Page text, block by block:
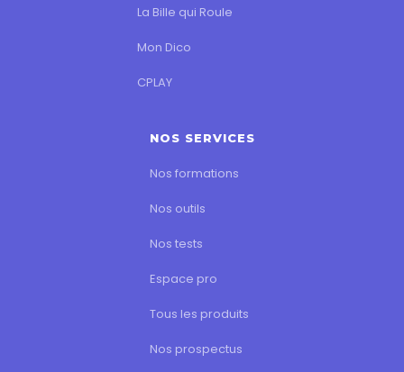
La Bille qui Roule
Mon Dico
CPLAY
NOS SERVICES
Nos formations
Nos outils
Nos tests
Espace pro
Tous les produits
Nos prospectus